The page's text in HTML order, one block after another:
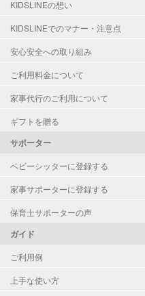
KIDSLINEの想い
KIDSLINEでのマナー・注意点
安心安全への取り組み
ご利用料金について
家事代行のご利用について
ギフトを贈る
サポーター
ベビーシッターに登録する
家事サポーターに登録する
保育士サポーターの声
ガイド
ご利用例
上手な使い方